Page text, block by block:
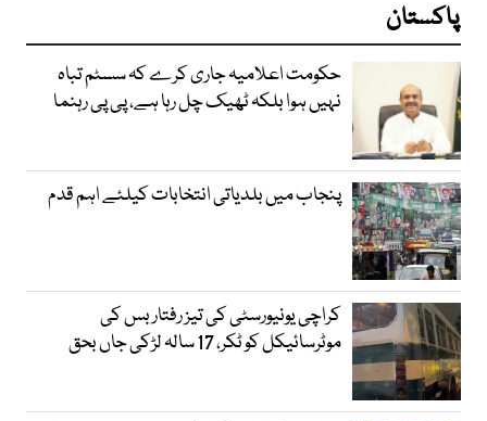
پاکستان
حکومت اعلامیہ جاری کرے کہ سسٹم تباہ
نہیں ہوا بلکہ ٹھیک چل رہا ہے، پی پی رہنما
پنجاب میں بلدیاتی انتخابات کیلئے اہم قدم
کراچی یونیورسٹی کی تیز رفتار بس کی
موٹرسائیکل کو ٹکر، 17 سالہ لڑکی جاں بحق